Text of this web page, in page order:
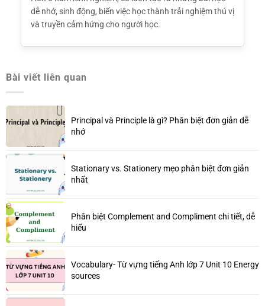
dễ nhớ, sinh động, biến việc học thành trải nghiệm thú vị
và truyền cảm hứng cho người học.
Bài viết liên quan
Principal và Principle là gì? Phân biệt đơn giản dễ
nhớ
Stationary vs. Stationery mẹo phân biệt đơn giản
nhất
Phân biệt Complement and Compliment chi tiết, dễ
hiểu
Vocabulary- Từ vựng tiếng Anh lớp 7 Unit 10 Energy
sources